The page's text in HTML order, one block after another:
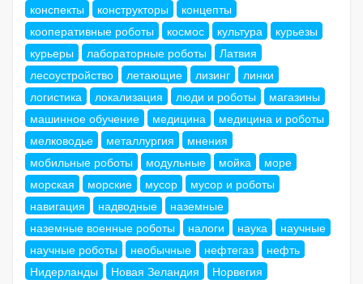
конспекты
конструкторы
концепты
кооперативные роботы
космос культура
курьезы
курьеры
лабораторные роботы
Латвия
лесоустройство
летающие лизинг
линки
логистика
локализация люди и роботы
магазины
машинное обучение
медицина
медицина и роботы
мелководье
металлургия
мнения
мобильные роботы
модульные мойка
море
морская
морские мусор
мусор и роботы
навигация
надводные
наземные
наземные военные роботы
налоги наука
научные
научные роботы
необычные нефтегаз
нефть
Нидерланды
Новая Зеландия
Норвегия